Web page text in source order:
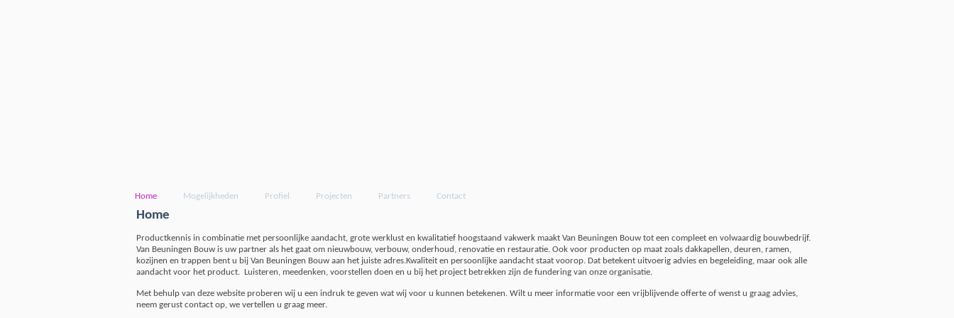
Home Mogelijkheden Profiel Projecten Partners Contact
Home
Productkennis in combinatie met persoonlijke aandacht, grote werklust en kwalitatief hoogstaand vakwerk maakt Van Beuningen Bouw tot een compleet en volwaardig bouwbedrijf.
Van Beuningen Bouw is uw partner als het gaat om nieuwbouw, verbouw, onderhoud, renovatie en restauratie. Ook voor producten op maat zoals dakkapellen, deuren, ramen,
kozijnen en trappen bent u bij Van Beuningen Bouw aan het juiste adres.Kwaliteit en persoonlijke aandacht staat voorop. Dat betekent uitvoerig advies en begeleiding, maar ook alle
aandacht voor het product. Luisteren, meedenken, voorstellen doen en u bij het project betrekken zijn de fundering van onze organisatie.
Met behulp van deze website proberen wij u een indruk te geven wat wij voor u kunnen betekenen. Wilt u meer informatie voor een vrijblijvende offerte of wenst u graag advies,
neem gerust contact op, we vertellen u graag meer.